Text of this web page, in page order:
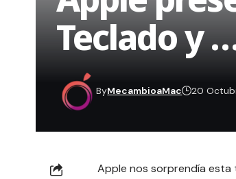
Teclado y
ByMecambioaMac 20
Apple nos sorprendía